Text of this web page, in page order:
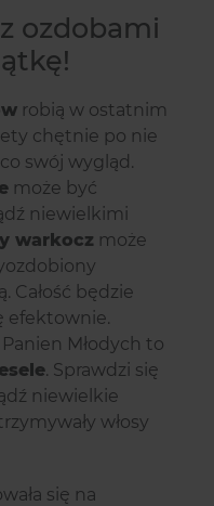
ozdobami
robią w ostatnim
chętnie po nie
swój wygląd.
może być
niewielkimi
warkocz może
Całość będzie
efektownie.
Młodych to
. Sprawdzi się
niewielkie
włosy
się na